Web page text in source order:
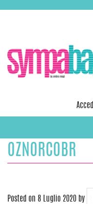
Accedi
CAPPELLI INVERNALI DONNA
OZNORCOBR
Posted on 8 Luglio 2020 by